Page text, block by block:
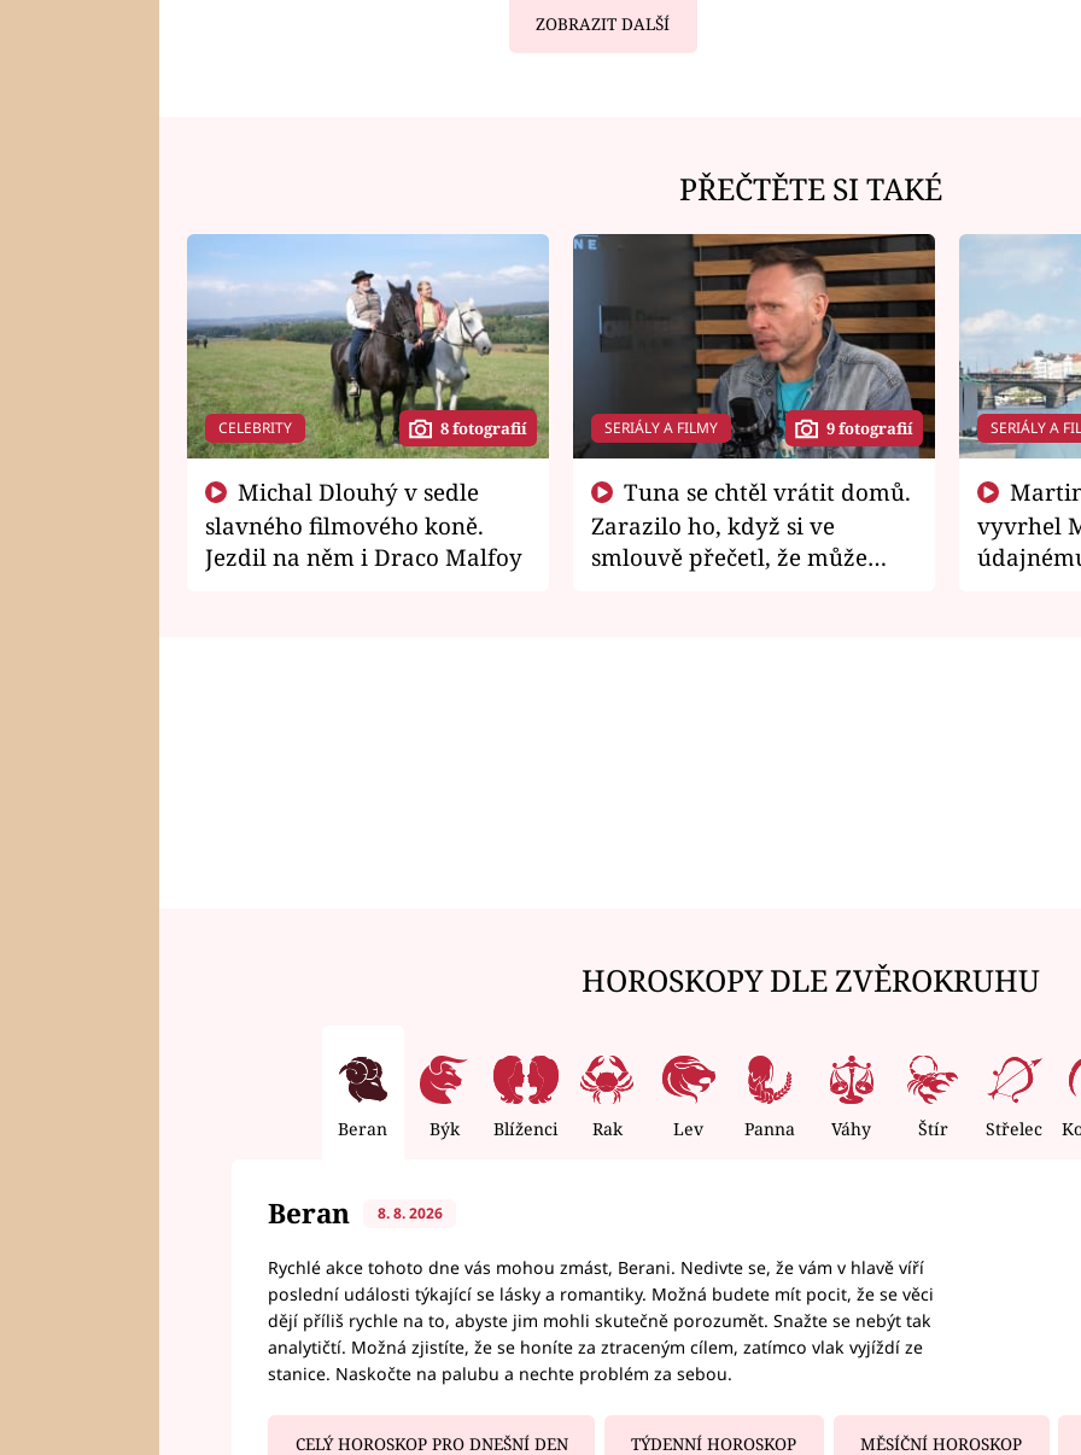
ZOBRAZIT DALŠÍ
PŘEČTĚTE SI TAKÉ
CELEBRITY 8 fotografií
slavného filmového koně.
Jezdil na něm i Draco Malfoy
SERIÁLY A FILMY 9 fotografií
Zarazilo ho, když si ve
smlouvě přečetl, že může
SERIÁLY A
vyvrhel
HOROSKOPY DLE ZVĚROKRUHU
Beran Býk Blíženci Rak Lev Panna Váhy Štír Střelec
Beran 8. 8. 2026
Rychlé akce tohoto dne vás mohou zmást, Berani. Nedivte se, že vám v hlavě víří
poslední události týkající se lásky a romantiky. Možná budete mít pocit, že se věci
dějí příliš rychle na to, abyste jim mohli skutečně porozumět. Snažte se nebýt tak
analytičtí. Možná zjistíte, že se honíte za ztraceným cílem, zatímco vlak vyjíždí ze
stanice. Naskočte na palubu a nechte problém za sebou.
CELÝ HOROSKOP PRO DNEŠNÍ DEN TÝDENNÍ HOROSKOP MĚSÍČNÍ HOROSKOP